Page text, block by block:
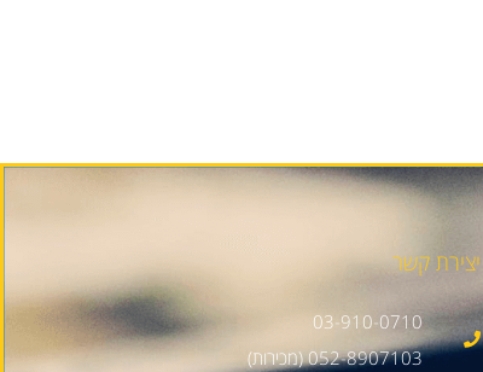
יצירת קשר
03-910-0710
052-8907103 (מכירות)